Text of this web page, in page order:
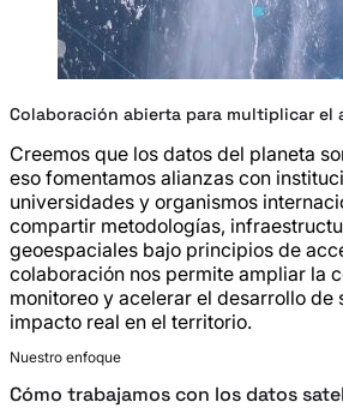
Colaboración abierta para multiplicar el
Creemos que los datos del planeta
eso fomentamos alianzas con
universidades y organismos
compartir metodologías,
geoespaciales bajo principios de
colaboración nos permite ampliar la
monitoreo y acelerar el desarrollo de
impacto real en el territorio.
Nuestro enfoque
Cómo trabajamos con los datos